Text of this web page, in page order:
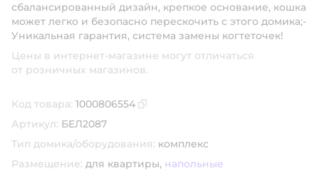
сбалансированный дизайн, крепкое основание, кошка
может легко и безопасно перескочить с этого домика;-
Уникальная гарантия, система замены когтеточек!
Цены в интернет-магазине могут отличаться
от розничных магазинов.
Код товара: 1000806554
Артикул: БЕЛ2087
Тип домика/оборудования: комплекс
Размещение: для квартиры, напольные